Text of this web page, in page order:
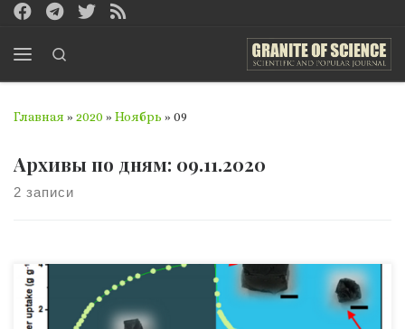
Перейти к содержимому
Главная » 2020 » Ноябрь » 09
Архивы по дням: 09.11.2020
2 записи
Материаловеды из Техасского университета в Остине